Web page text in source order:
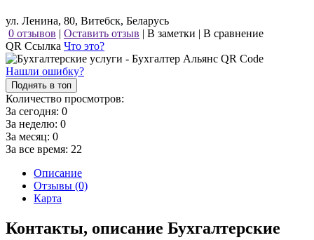
ул. Ленина, 80, Витебск, Беларусь
0 отзывов | Оставить отзыв | В заметки | В сравнение
QR Ссылка Что это?
Нашли ошибку?
Поднять в топ
Количество просмотров:
За сегодня: 0
За неделю: 0
За месяц: 0
За все время: 22
Описание
Отзывы (0)
Карта
Контакты, описание Бухгалтерские